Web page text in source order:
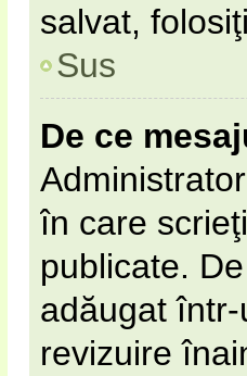
salvat,
Sus
De ce
în care
publicate.
adăugat
revizuire